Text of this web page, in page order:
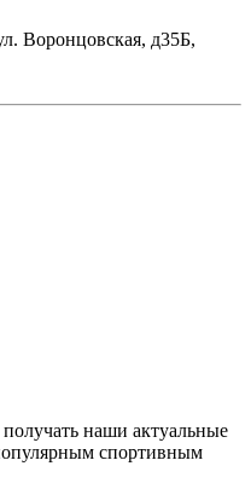
Воронцовская, д35Б,
наши актуальные
спортивным